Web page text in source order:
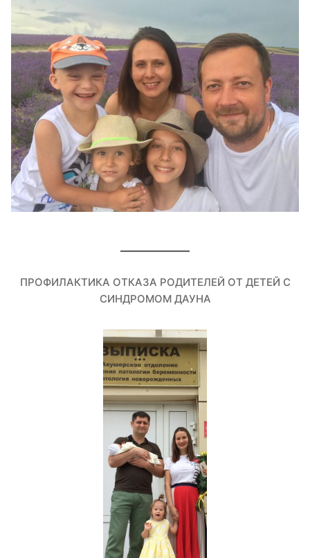
ПРОФИЛАКТИКА ОТКАЗА РОДИТЕЛЕЙ ОТ ДЕТЕЙ С
СИНДРОМОМ ДАУНА